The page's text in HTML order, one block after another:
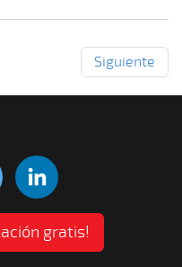
Siguiente
gratis!